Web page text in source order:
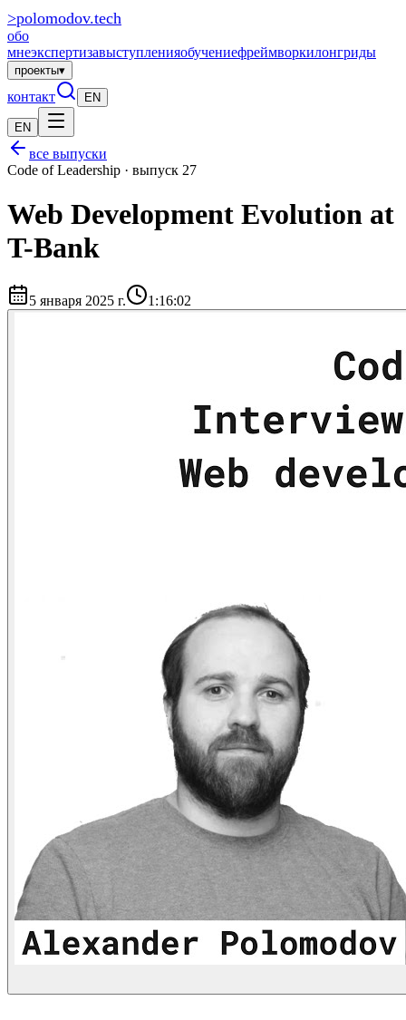
>polomodov.tech
обо
мнеэкспертизавыступленияобучениефреймворкилонгриды
проекты▾
контакт EN
EN
все выпуски
Code of Leadership · выпуск 27
Web Development Evolution at
T-Bank
5 января 2025 г. 1:16:02